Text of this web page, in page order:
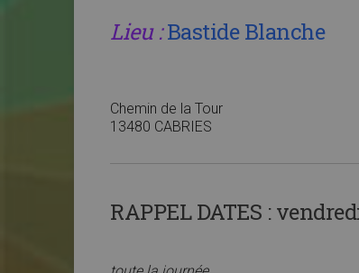
Lieu :Bastide Blanche
Chemin de la Tour
13480 CABRIES
RAPPEL DATES :